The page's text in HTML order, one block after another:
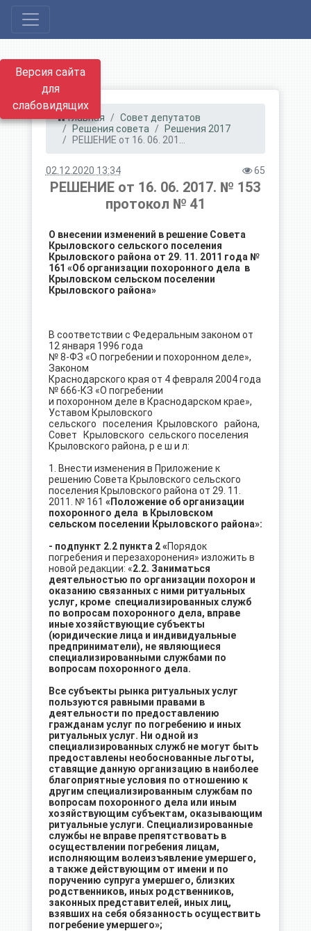
Версия сайта
для
слабовидящих
Главная
Совет депутатов
Решения совета
Решения 2017
РЕШЕНИЕ от 16. 06. 201...
02.12.2020 13:34 65
РЕШЕНИЕ от 16. 06. 2017. № 153
протокол № 41
О внесении изменений в решение Совета
Крыловского сельского поселения
Крыловского района от 29. 11. 2011 года №
161 «Об организации похоронного дела в
Крыловском сельском поселении
Крыловского района»
В соответствии с Федеральным законом от
12 января 1996 года
№ 8-ФЗ «О погребении и похоронном деле»,
Законом
Краснодарского края от 4 февраля 2004 года
№ 666-КЗ «О погребении
и похоронном деле в Краснодарском крае»,
Уставом Крыловского
сельского поселения Крыловского района,
Совет Крыловского сельского поселения
Крыловского района, р е ш и л:
1. Внести изменения в Приложение к
решению Совета Крыловского сельского
поселения Крыловского района от 29. 11.
2011. № 161 «Положение об организации
похоронного дела в Крыловском
сельском поселении Крыловского района»:
- подпункт 2.2 пункта 2 «Порядок
погребения и перезахоронения» изложить в
новой редакции: «2.2. Заниматься
деятельностью по организации похорон и
оказанию связанных с ними ритуальных
услуг, кроме специализированных служб
по вопросам похоронного дела, вправе
иные хозяйствующие субъекты
(юридические лица и индивидуальные
предприниматели), не являющиеся
специализированными службами по
вопросам похоронного дела.
Все субъекты рынка ритуальных услуг
пользуются равными правами в
деятельности по предоставлению
гражданам услуг по погребению и иных
ритуальных услуг. Ни одной из
специализированных служб не могут быть
предоставлены необоснованные льготы,
ставящие данную организацию в наиболее
благоприятные условия по отношению к
другим специализированным службам по
вопросам похоронного дела или иным
хозяйствующим субъектам, оказывающим
ритуальные услуги. Специализированные
службы не вправе препятствовать в
осуществлении погребения лицам,
исполняющим волеизъявление умершего,
а также действующим от имени и по
поручению супруга умершего, близких
родственников, иных родственников,
законных представителей, иных лиц,
взявших на себя обязанность осуществить
погребение умершего»;